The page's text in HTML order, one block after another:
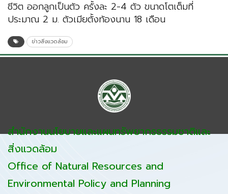
ชีวิต ออกลูกเป็นตัว ครั้งละ 2-4 ตัว ขนาดโตเต็มที่
ประมาณ 2 ม. ตัวเมียตั้งท้องนาน 18 เดือน
ข่าวสิ่งแวดล้อม
สำนักงานนโยบายและแผนทรัพยากรธรรมชาติและ
สิ่งแวดล้อม
Office of Natural Resources and
Environmental Policy and Planning